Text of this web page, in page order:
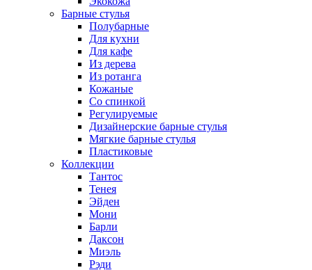
Барные стулья
Полубарные
Для кухни
Для кафе
Из дерева
Из ротанга
Кожаные
Со спинкой
Регулируемые
Дизайнерские барные стулья
Мягкие барные стулья
Пластиковые
Коллекции
Тантос
Тенея
Эйден
Мони
Барли
Даксон
Миэль
Рэди